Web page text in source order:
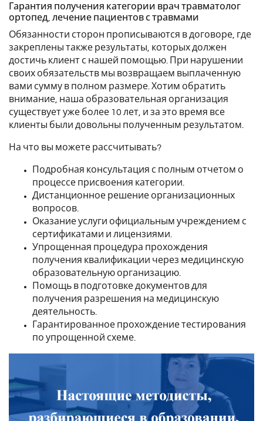
Гарантия получения категории врач травматолог
ортопед, лечение пациентов с травмами
Обязанности сторон прописываются в договоре, где
закреплены также результаты, которых должен
достичь клиент с нашей помощью. При нарушении
своих обязательств мы возвращаем выплаченную
вами сумму в полном размере. Хотим обратить
внимание, наша образовательная организация
существует уже более 10 лет, и за это время все
клиенты были довольны полученным результатом.
На что вы можете рассчитывать?
Подробная консультация с полным отчетом о
процессе присвоения категории.
Дистанционное решение организационных
вопросов.
Оказание услуги официальным учреждением с
сертификатами и лицензиями.
Упрощенная процедура прохождения
получения квалификации через медицинскую
образовательную организацию.
Помощь в подготовке документов для
получения разрешения на медицинскую
деятельность.
Гарантированное прохождение тестирования
по упрощенной схеме.